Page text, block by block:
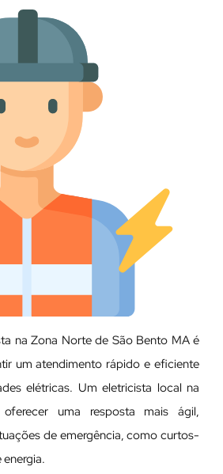
na Zona Norte de São Bento MA é
um atendimento rápido e eficiente
elétricas. Um eletricista local na
uma resposta mais ágil,
de emergência, como curtos-